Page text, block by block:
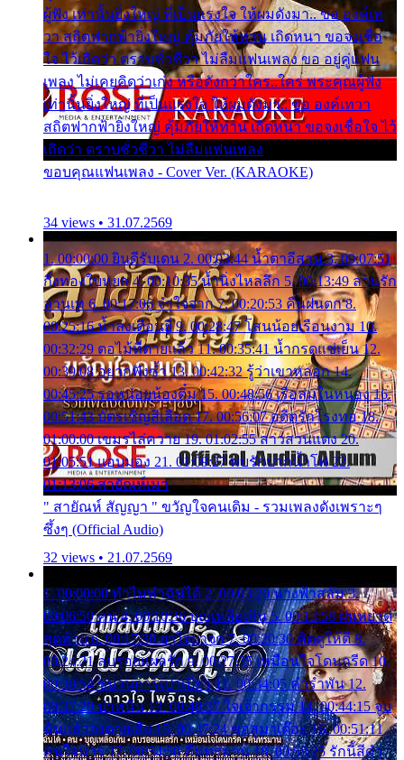
ผู้ฟัง เท่านั้นยิ่งใหญ่ ที่เป็นแรงใจ ให้ผมดังมา.. ขอ องค์เท
วา สถิตฟากฟ้ายิ่งใหญ่ คุ้มภัยให้ท่าน เถิดหนา ขอจงเชื่อ
ใจ ไว้เถิดว่า ตราบชั่วชีวา ไม่ลืมแฟนเพลง ขอ อยู่คู่แฟน
เพลง ไม่เคยคิดว่าเก่ง หรือดังกว่าใคร..ใคร พระคุณผู้ฟัง
เท่านั้นยิ่งใหญ่ ที่เป็นแรงใจ ให้ผมดังมา.. ขอ องค์เทวา
สถิตฟากฟ้ายิ่งใหญ่ คุ้มภัยให้ท่าน เถิดหนา ขอจงเชื่อใจ ไว้
เถิดว่า ตราบชั่วชีวา ไม่ลืมแฟนเพลง
ขอบคุณแฟนเพลง - Cover Ver. (KARAOKE)
34 views • 31.07.2569
1. 00:00:00 ยินดีรับเดน 2. 00:03:44 น้ำตาอีสาน 3. 00:07:51
กิ่งทองใบหยก 4. 00:10:35 น้ำนิ่งไหลลึก 5. 00:13:49 ลานรัก
ลานเท 6. 00:17:06 จำใจจาก 7. 00:20:53 คืนฝนตก 8.
00:25:16 น้ำลงเดือนยี่ 9. 00:28:47 โสนน้อยเรือนงาม 10.
00:32:29 ตอไม้ที่ตายแล้ว 11. 00:35:41 น้ำกรดแช่เย็น 12.
00:39:08 อยากฟังซ้ำ 13. 00:42:32 รู้ว่าเขาหลอก 14.
00:45:25 รอหน่อยน้องติ๋ม 15. 00:48:56 เรือล่มในหนอง 16.
00:51:43 บัตรเชิญสีเลือด 17. 00:56:07 อดีตรักโรงทอ 18.
01:00:00 เขมรไล่ควาย 19. 01:02:55 สาวสวนแตง 20.
01:05:51 แอบมอง 21. 01:09:27 พบรักปากน้ำโพ 22.
01:13:06 สายัณห์เมา
" สายัณห์ สัญญา " ขวัญใจคนเดิม - รวมเพลงดังเพราะๆ
ซึ้งๆ (Official Audio)
32 views • 21.07.2569
1. 00:00:00 ทำไมทำฉันได้ 2. 00:03:20 นางฟ้าสลัม 3.
00:06:50 คน 4. 00:10:36 บุญเหลือเกิน 5. 00:13:58 ฝนหยาด
สุดท้าย 6. 00:17:30 ยาใจยาจก 7. 00:20:30 คิดดูให้ดี 8.
00:24:21 ลบรอยแผลรัก 9. 00:27:35 เหมือนใจโดนกรีด 10.
00:30:54 ขบวนการเปาเปียว 11. 00:34:05 คำรำพัน 12.
00:37:20 ปาหนัน 13. 00:40:37 ใจเจ้ากรรม 14. 00:44:15 จูบ
ฉันแล้วจงตายเสีย 15. 00:47:24 ขอสูมาเต๊อะ 16. 00:51:11
คนใจมาร 17. 00:54:50 คืนทรมาน 18. 00:58:25 รักนี้สีดำ